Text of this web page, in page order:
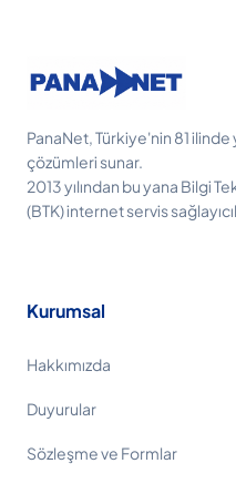
PanaNet, Türkiye'nin 81
çözümleri sunar.
2013 yılından bu yana Bilgi
(BTK) internet servis
Kurumsal
Hakkımızda
Duyurular
Sözleşme ve Formlar